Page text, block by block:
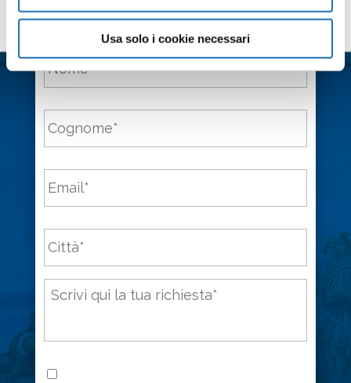
Usa solo i cookie necessari
Contattaci
Cognome *
Email *
Città *
Messaggio *
Consenso